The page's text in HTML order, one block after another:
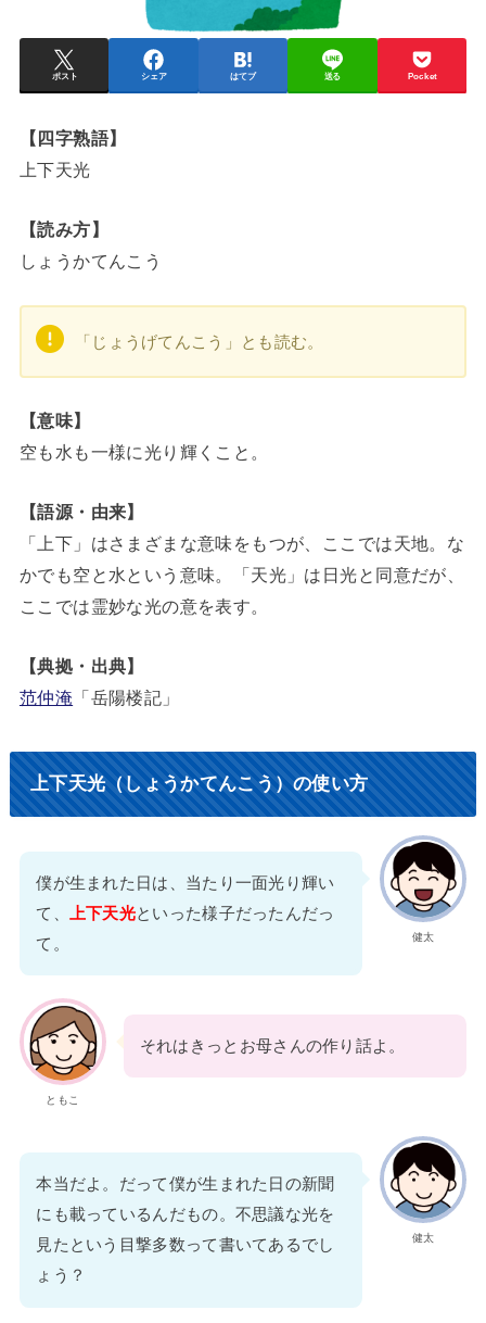
ポスト シェア はてブ 送る Pocket
【四字熟語】
上下天光
【読み方】
しょうかてんこう
「じょうげてんこう」とも読む。
【意味】
空も水も一様に光り輝くこと。
【語源・由来】
「上下」はさまざまな意味をもつが、ここでは天地。な
かでも空と水という意味。「天光」は日光と同意だが、
ここでは霊妙な光の意を表す。
【典拠・出典】
范仲淹 「岳陽楼記」
上下天光（しょうかてんこう）の使い方
健太
僕が生まれた日は、当たり一面光り輝い
て、
上下天光といった様子だったんだっ
て。
ともこ
それはきっとお母さんの作り話よ。
健太
本当だよ。だって僕が生まれた日の新聞
にも載っているんだもの。不思議な光を
見たという目撃多数って書いてあるでし
ょう？